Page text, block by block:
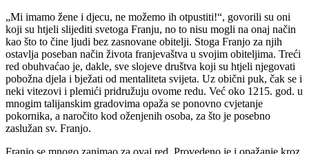
„Mi imamo žene i djecu, ne možemo ih otpustiti!“, govorili su oni
koji su htjeli slijediti svetoga Franju, no to nisu mogli na onaj način
kao što to čine ljudi bez zasnovane obitelji. Stoga Franjo za njih
ostavlja poseban način života franjevaštva u svojim obiteljima. Treći
red obuhvaćao je, dakle, sve slojeve društva koji su htjeli njegovati
pobožna djela i bježati od mentaliteta svijeta. Uz obični puk, čak se i
neki vitezovi i plemići pridružuju ovome redu. Već oko 1215. god. u
mnogim talijanskim gradovima opaža se ponovno cvjetanje
pokornika, a naročito kod oženjenih osoba, za što je posebno
zaslužan sv. Franjo.
Franjo se mnogo zanimao za ovaj red. Provedeno je i opažanje kroz